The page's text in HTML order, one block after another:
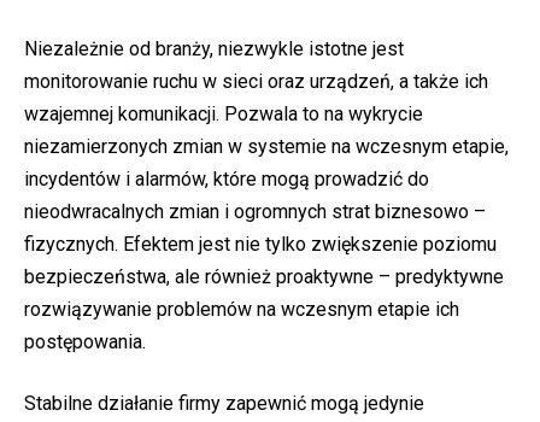
Niezależnie od branży, niezwykle istotne jest
monitorowanie ruchu w sieci oraz urządzeń, a także ich
wzajemnej komunikacji. Pozwala to na wykrycie
niezamierzonych zmian w systemie na wczesnym etapie,
incydentów i alarmów, które mogą prowadzić do
nieodwracalnych zmian i ogromnych strat biznesowo –
fizycznych. Efektem jest nie tylko zwiększenie poziomu
bezpieczeństwa, ale również proaktywne – predyktywne
rozwiązywanie problemów na wczesnym etapie ich
postępowania.
Stabilne działanie firmy zapewnić mogą jedynie